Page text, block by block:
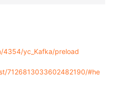
4354/yc_Kafka/preload
7126813033602482190/#he